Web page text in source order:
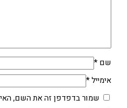
שם *
אימייל*
שמור בדפדפן זה את השם,